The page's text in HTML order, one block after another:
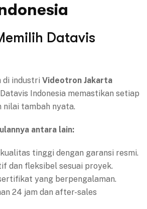
Datavis
di industri Videotron Jakarta
Indonesia memastikan setiap
nilai tambah nyata.
antara lain:
tinggi dengan garansi resmi.
dan fleksibel sesuai proyek.
yang berpengalaman.
24 jam dan after-sales